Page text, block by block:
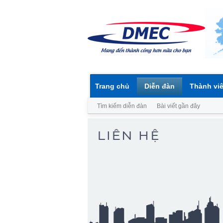
Trang chủ Diễn đàn
Tìm kiếm diễn đàn Bài viết gần đây
Thành